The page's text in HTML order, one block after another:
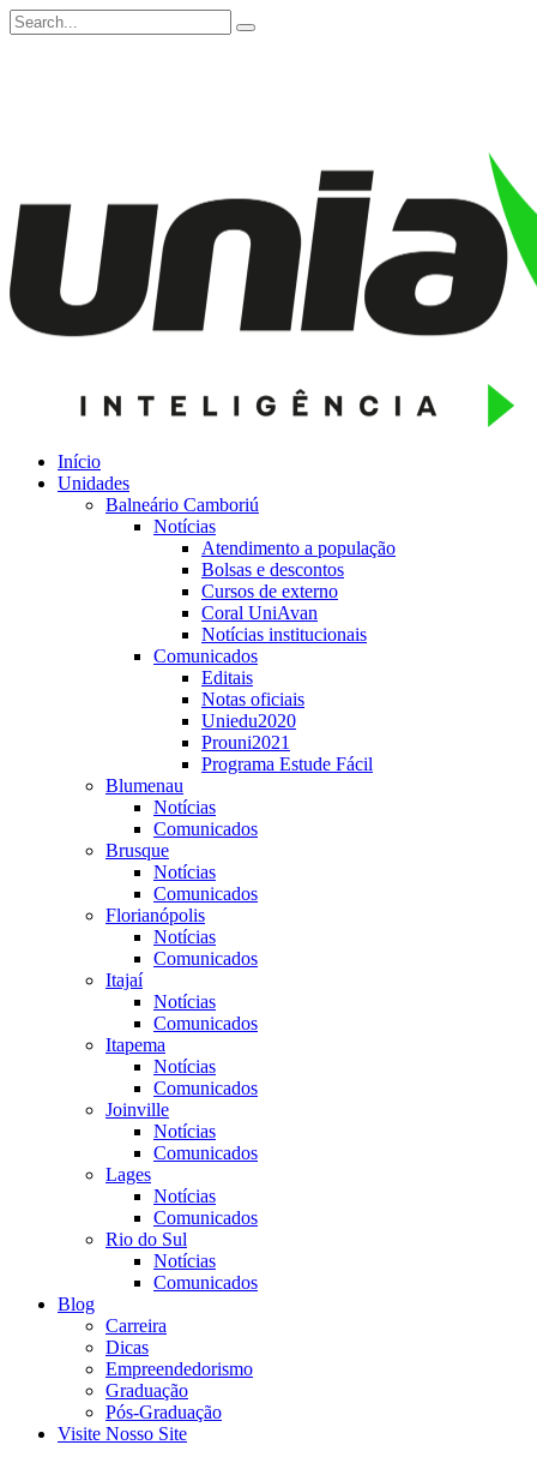
Início
Unidades
Balneário Camboriú
Notícias
Atendimento a população
Bolsas e descontos
Cursos de externo
Coral UniAvan
Notícias institucionais
Comunicados
Editais
Notas oficiais
Uniedu2020
Prouni2021
Programa Estude Fácil
Blumenau
Notícias
Comunicados
Brusque
Notícias
Comunicados
Florianópolis
Notícias
Comunicados
Itajaí
Notícias
Comunicados
Itapema
Notícias
Comunicados
Joinville
Notícias
Comunicados
Lages
Notícias
Comunicados
Rio do Sul
Notícias
Comunicados
Blog
Carreira
Dicas
Empreendedorismo
Graduação
Pós-Graduação
Visite Nosso Site